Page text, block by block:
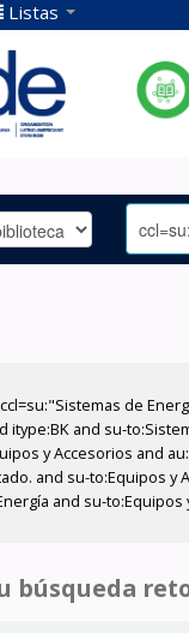
Listas
de
and su-
y Accesorios and
and su-to:Equipos y
and su-
búsqueda